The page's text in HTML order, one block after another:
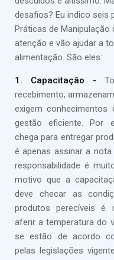
desafios? Eu indico seis
Práticas de
atenção e vão ajudar a
alimentação. São eles:
1. Capacitação -
recebimento,
exigem conhecimentos
gestão eficiente. Por
chega para entregar
é apenas assinar a
responsabilidade é
motivo que a
deve checar as
produtos perecíveis é
aferir a temperatura do
se estão de acordo
pelas legislações